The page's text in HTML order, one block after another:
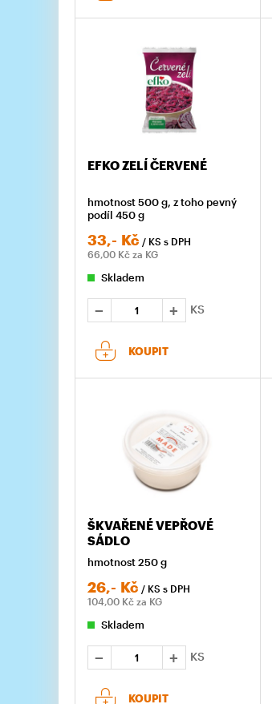
EFKO ZELÍ ČERVENÉ
hmotnost 500 g, z toho pevný
podíl 450 g
33,- Kč / KS s DPH
66,00Kč za KG
Skladem
KS
KOUPIT
ŠKVAŘENÉ VEPŘOVÉ
SÁDLO
hmotnost 250 g
26,- Kč / KS s DPH
104,00Kč za KG
Skladem
KS
KOUPIT